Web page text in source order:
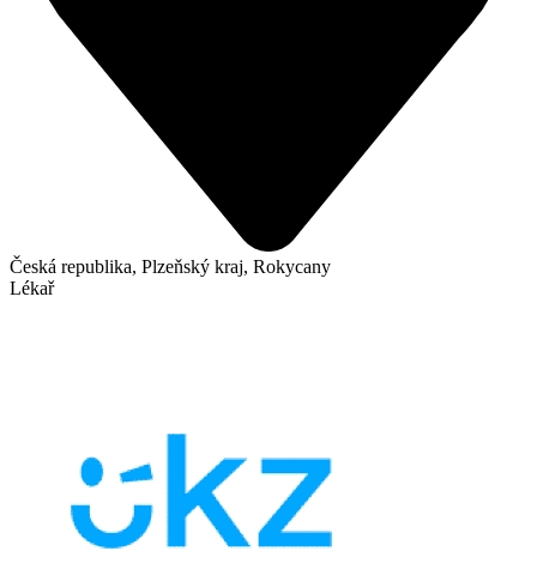
Česká republika, Plzeňský kraj, Rokycany
Lékař